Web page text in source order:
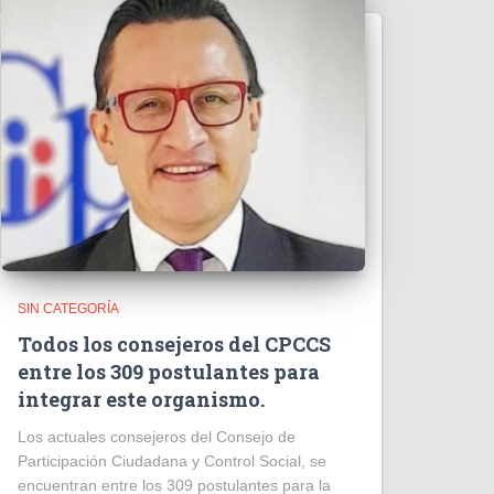
SIN CATEGORÍA
Todos los consejeros del CPCCS
entre los 309 postulantes para
integrar este organismo.
Los actuales consejeros del Consejo de
Participación Ciudadana y Control Social, se
encuentran entre los 309 postulantes para la